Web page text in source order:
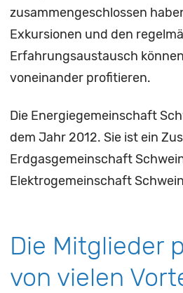
zusammengeschlossen
Exkursionen und den
Erfahrungsaustausch
voneinander profitieren.
Die Energiegemeinschaft
dem Jahr 2012. Sie ist ein
Erdgasgemeinschaft
Elektrogemeinschaft
Die Mitglieder
von vielen